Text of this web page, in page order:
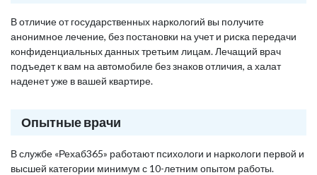
В отличие от государственных наркологий вы получите
анонимное лечение, без постановки на учет и риска передачи
конфиденциальных данных третьим лицам. Лечащий врач
подъедет к вам на автомобиле без знаков отличия, а халат
наденет уже в вашей квартире.
Опытные врачи
В службе «Рехаб365» работают психологи и наркологи первой и
высшей категории минимум с 10-летним опытом работы.